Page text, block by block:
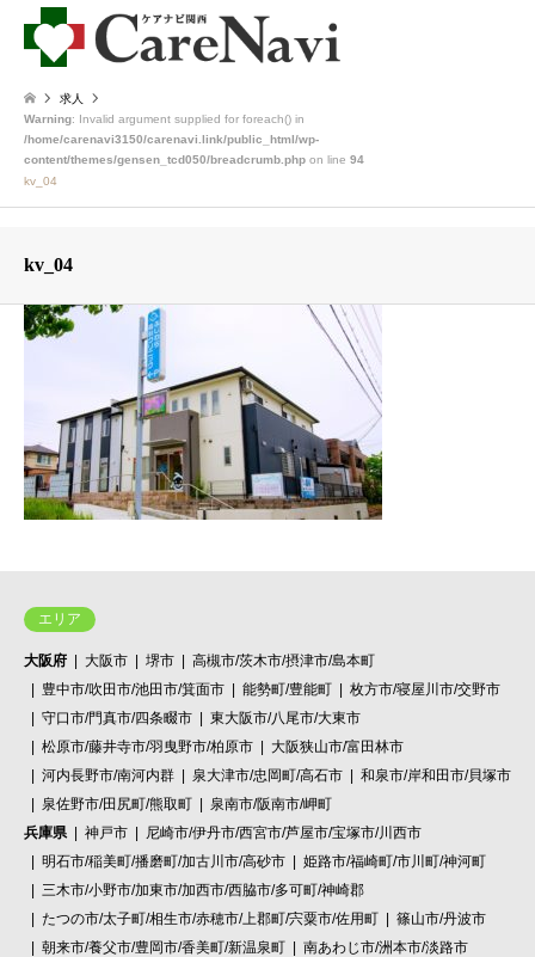
求人
Warning: Invalid argument supplied for foreach() in
/home/carenavi3150/carenavi.link/public_html/wp-
content/themes/gensen_tcd050/breadcrumb.php on line 94
kv_04
kv_04
エリア
大阪府 大阪市 堺市
高槻市/茨木市/摂津市/島本町
豊中市/吹田市/池田市/箕面市
能勢町/豊能町
枚方市/寝屋川市/交野市
守口市/門真市/四条畷市
東大阪市/八尾市/大東市
松原市/藤井寺市/羽曳野市/柏原市
大阪狭山市/富田林市
河内長野市/南河内群
泉大津市/忠岡町/高石市
和泉市/岸和田市/貝塚市
泉佐野市/田尻町/熊取町
泉南市/阪南市/岬町
兵庫県
神戸市
尼崎市/伊丹市/西宮市/芦屋市/宝塚市/川西市
明石市/稲美町/播磨町/加古川市/高砂市
姫路市/福崎町/市川町/神河町
三木市/小野市/加東市/加西市/西脇市/多可町/神崎郡
たつの市/太子町/相生市/赤穂市/上郡町/宍粟市/佐用町
篠山市/丹波市
朝来市/養父市/豊岡市/香美町/新温泉町
南あわじ市/洲本市/淡路市